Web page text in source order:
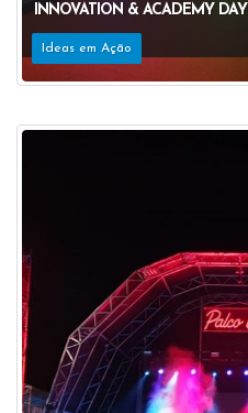
INNOVATION & ACADEMY DAY
Ideas em Ação